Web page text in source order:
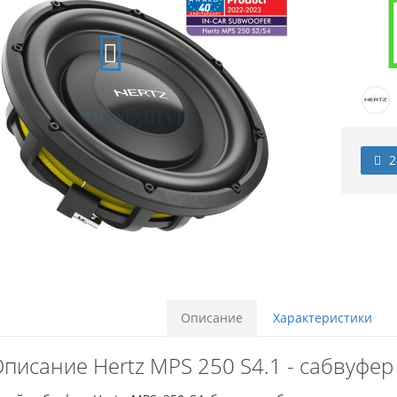
Описание Характеристики
Hertz MPS 250 S4.1 -